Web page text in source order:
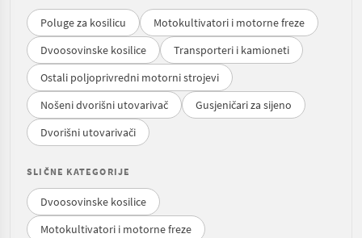
Poluge za kosilicu
Motokultivatori i motorne freze
Dvoosovinske kosilice
Transporteri i kamioneti
Ostali poljoprivredni motorni strojevi
Nošeni dvorišni utovarivač
Gusjeničari za sijeno
Dvorišni utovarivači
SLIČNE KATEGORIJE
Dvoosovinske kosilice
Motokultivatori i motorne freze